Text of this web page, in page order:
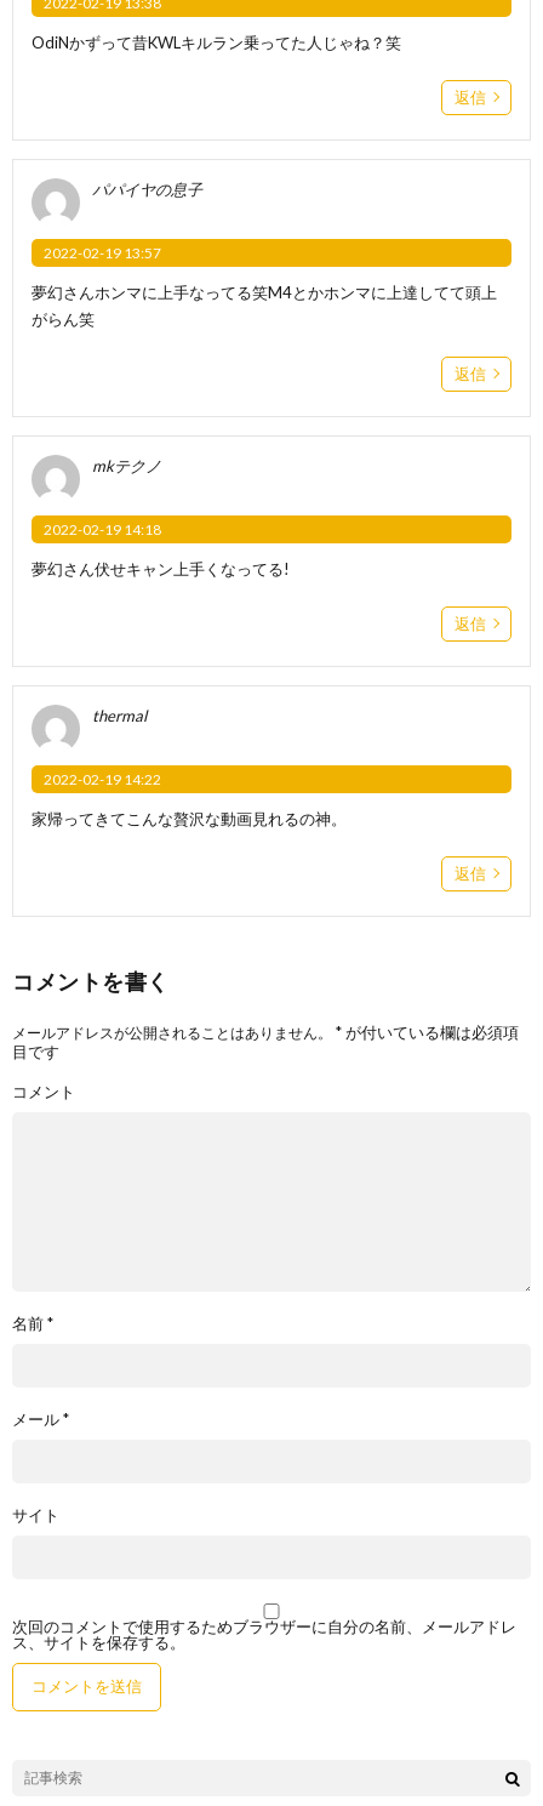
OdiNかずって昔KWLキルラン乗ってた人じゃね？笑
返信
パパイヤの息子
2022-02-19 13:57
夢幻さんホンマに上手なってる笑M4とかホンマに上達してて頭上
がらん笑
返信
mkテクノ
2022-02-19 14:18
夢幻さん伏せキャン上手くなってる!
返信
thermal
2022-02-19 14:22
家帰ってきてこんな贅沢な動画見れるの神。
返信
コメントを書く
メールアドレスが公開されることはありません。 *が付いている欄は必須項
目です
コメント
名前*
メール*
サイト
次回のコメントで使用するためブラウザーに自分の名前、メールアドレ
ス、サイトを保存する。